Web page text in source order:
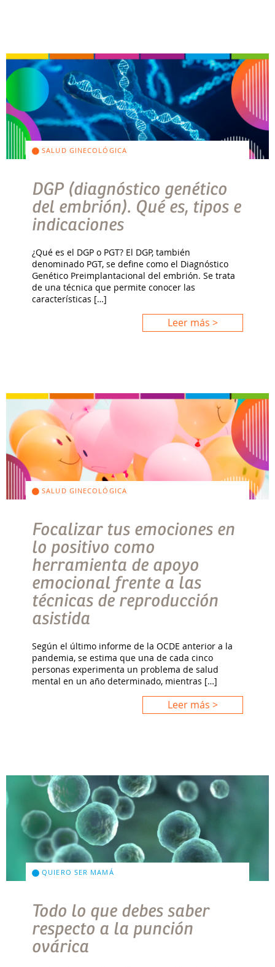
SALUD GINECOLÓGICA
DGP (diagnóstico genético
del embrión). Qué es, tipos e
indicaciones
¿Qué es el DGP o PGT? El DGP, también
denominado PGT, se define como el Diagnóstico
Genético Preimplantacional del embrión. Se trata
de una técnica que permite conocer las
características […]
Leer más >
SALUD GINECOLÓGICA
Focalizar tus emociones en
lo positivo como
herramienta de apoyo
emocional frente a las
técnicas de reproducción
asistida
Según el último informe de la OCDE anterior a la
pandemia, se estima que una de cada cinco
personas experimenta un problema de salud
mental en un año determinado, mientras […]
Leer más >
QUIERO SER MAMÁ
Todo lo que debes saber
respecto a la punción
ovárica